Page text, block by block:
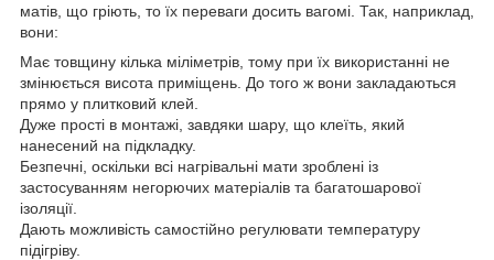
матів, що гріють, то їх переваги досить вагомі. Так, наприклад,
вони:
Має товщину кілька міліметрів, тому при їх використанні не
змінюється висота приміщень. До того ж вони закладаються
прямо у плитковий клей.
Дуже прості в монтажі, завдяки шару, що клеїть, який
нанесений на підкладку.
Безпечні, оскільки всі нагрівальні мати зроблені із
застосуванням негорючих матеріалів та багатошарової
ізоляції.
Дають можливість самостійно регулювати температуру
підігріву.